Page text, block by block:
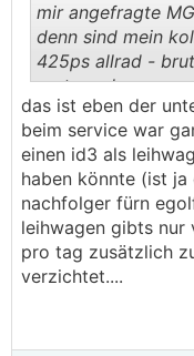
mir angefragte
denn sind mein
425ps allrad -
motorrad
das ist eben der
beim service war
einen id3 als
haben könnte (ist
nachfolger fürn
leihwagen gibts
pro tag zusätzlich
verzichtet....